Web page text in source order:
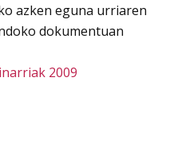
azken eguna urriaren
dokumentuan
2009